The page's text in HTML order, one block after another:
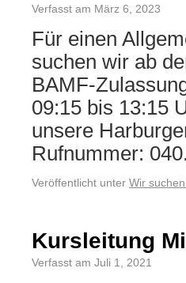
Verfasst am März 6, 2023
Für einen
suchen wir ab
BAMF-
09:15 bis 13:15
unsere
Rufnummer:
Veröffentlicht unter Wir
Kursleitung
Verfasst am Juli 1, 2021